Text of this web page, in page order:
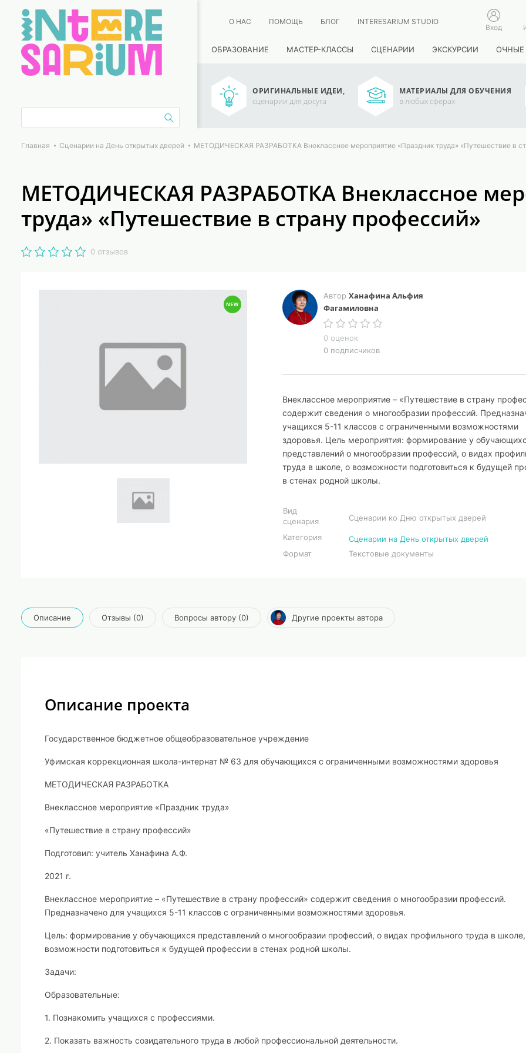
О НАС ПОМОЩЬ БЛОГ INTERESARIUM STUDIO
Вход
ОБРАЗОВАНИЕ МАСТЕР-КЛАССЫ СЦЕНАРИИ ЭКСКУРСИИ ОЧНЫЕ
ОРИГИНАЛЬНЫЕ ИДЕИ,
сценарии для досуга
МАТЕРИАЛЫ ДЛЯ ОБУЧЕНИЯ
в любых сферах
Главная Сценарии на День открытых дверей МЕТОДИЧЕСКАЯ РАЗРАБОТКА Внеклассное мероприятие «Праздник труда» «Путешествие в
МЕТОДИЧЕСКАЯ РАЗРАБОТКА Внеклассное
труда» «Путешествие в страну профессий»
0 отзывов
Автор Ханафина Альфия
Фагамиловна
0 оценок
0 подписчиков
Внеклассное мероприятие – «Путешествие в страну
содержит сведения о многообразии профессий.
учащихся 5-11 классов с ограниченными возможностями
здоровья. Цель мероприятия: формирование у
представлений о многообразии профессий, о видах
труда в школе, о возможности подготовиться к будущей
в стенах родной школы.
Вид
сценария
Сценарии ко Дню открытых дверей
Категория
Сценарии на День открытых дверей
Формат
Текстовые документы
Описание Отзывы (0) Вопросы автору (0) Другие проекты автора
Описание проекта
Государственное бюджетное общеобразовательное учреждение
Уфимская коррекционная школа-интернат № 63 для обучающихся с ограниченными возможностями здоровья
МЕТОДИЧЕСКАЯ РАЗРАБОТКА
Внеклассное мероприятие «Праздник труда»
«Путешествие в страну профессий»
Подготовил: учитель Ханафина А.Ф.
2021 г.
Внеклассное мероприятие – «Путешествие в страну профессий» содержит сведения о многообразии профессий.
Предназначено для учащихся 5-11 классов с ограниченными возможностями здоровья.
Цель: формирование у обучающихся представлений о многообразии профессий, о видах профильного труда в
возможности подготовиться к будущей профессии в стенах родной школы.
Задачи:
Образовательные:
1. Познакомить учащихся с профессиями.
2. Показать важность созидательного труда в любой профессиональной деятельности.